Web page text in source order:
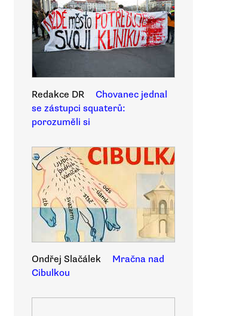
Redakce DR
Chovanec jednal
se zástupci squaterů:
porozuměli si
Ondřej Slačálek
Mračna nad
Cibulkou